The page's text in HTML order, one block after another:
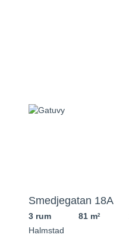
Smedjegatan 18A
3 rum 81 m2
Halmstad